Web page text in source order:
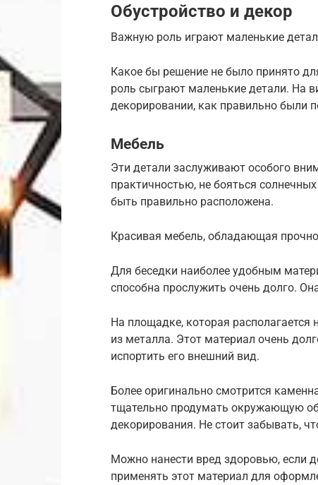
Обустройство и декор
Важную роль играют маленькие
Какое бы решение не было принято
роль сыграют маленькие детали. На
декорировании, как правильно были
Мебель
Эти детали заслуживают особого
практичностью, не бояться
быть правильно расположена.
Красивая мебель, обладающая
Для беседки наиболее удобным
способна прослужить очень долго.
На площадке, которая
из металла. Этот материал очень
испортить его внешний вид.
Более оригинально смотрится
тщательно продумать окружающую
декорирования. Не стоит забывать,
Можно нанести вред здоровью, если
применять этот материал для